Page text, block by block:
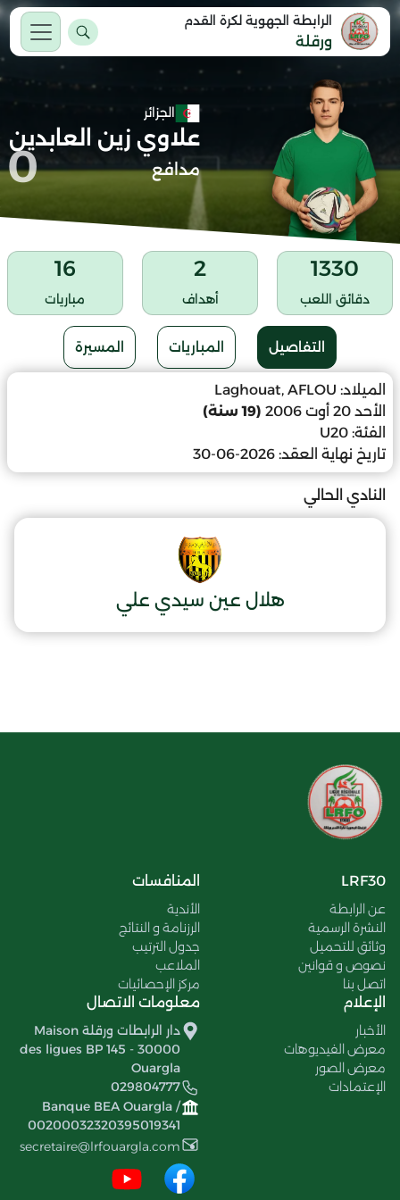
الرابطة الجهوية لكرة القدم
ورقلة
الجزائر
علاوي زين العابدين
مدافع 0
1330
دقائق اللعب
2
أهداف
16
مباريات
التفاصيل المباريات المسيرة
الميلاد: Laghouat, AFLOU
الأحد 20 أوت 2006
(19 سنة)
الفئة: U20
تاريخ نهاية العقد: 2026-06-30
النادي الحالي
هلال عين سيدي علي
LRF30
عن الرابطة
النشرة الرسمية
وثائق للتحميل
نصوص و قوانين
اتصل بنا
المنافسات
الأندية
الرزنامة و النتائج
جدول الترتيب
الملاعب
مركز الإحصائيات
الإعلام
الأخبار
معرض الفيديوهات
معرض الصور
الإعتمادات
معلومات الاتصال
دار الرابطات ورقلة Maison
des ligues BP 145 - 30000
Ouargla
029804777
Banque BEA Ouargla /
00200032320395019341
secretaire@lrfouargla.com